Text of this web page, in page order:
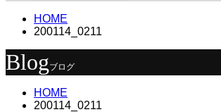
HOME
200114_0211
Blogブログ
HOME
200114_0211